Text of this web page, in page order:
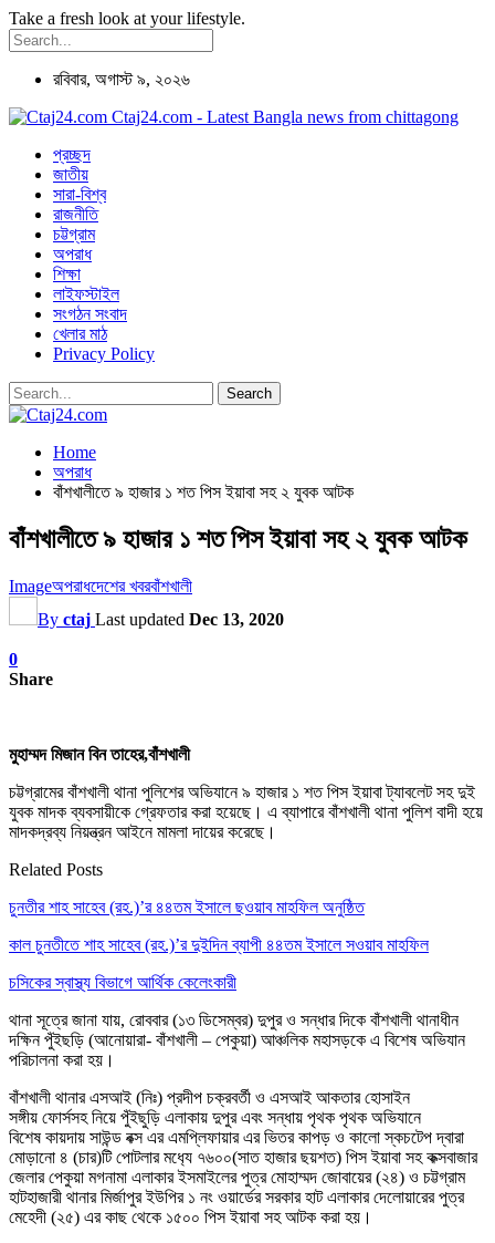
Take a fresh look at your lifestyle.
রবিবার, অগাস্ট ৯, ২০২৬
Ctaj24.com - Latest Bangla news from chittagong
প্রচ্ছদ
জাতীয়
সারা-বিশ্ব
রাজনীতি
চট্টগ্রাম
অপরাধ
শিক্ষা
লাইফস্টাইল
সংগঠন সংবাদ
খেলার মাঠ
Privacy Policy
Home
অপরাধ
বাঁশখালীতে ৯ হাজার ১ শত পিস ইয়াবা সহ ২ যুবক আটক
বাঁশখালীতে ৯ হাজার ১ শত পিস ইয়াবা সহ ২ যুবক আটক
Imageঅপরাধদেশের খবরবাঁশখালী
By ctaj Last updated Dec 13, 2020
0
Share
মুহাম্মদ মিজান বিন তাহের,বাঁশখালী
চট্টগ্রামের বাঁশখালী থানা পুলিশের অভিযানে ৯ হাজার ১ শত পিস ইয়াবা ট্যাবলেট সহ দুই
যুবক মাদক ব্যবসায়ীকে গ্রেফতার করা হয়েছে। এ ব্যাপারে বাঁশখালী থানা পুলিশ বাদী হয়ে
মাদকদ্রব্য নিয়ন্ত্রন আইনে মামলা দায়ের করেছে।
Related Posts
চুনতীর শাহ সাহেব (রহ.)’র ৪৪তম ইসালে ছওয়াব মাহফিল অনুষ্ঠিত
কাল চুনতীতে শাহ সাহেব (রহ.)’র দুইদিন ব্যাপী ৪৪তম ইসালে সওয়াব মাহফিল
চসিকের স্বাস্থ্য বিভাগে আর্থিক কেলেংকারী
থানা সূত্রে জানা যায়, রোববার (১৩ ডিসেম্বর) দুপুর ও সন্ধার দিকে বাঁশখালী থানাধীন
দক্ষিন পুঁইছড়ি (আনোয়ারা- বাঁশখালী – পেকুয়া) আঞ্চলিক মহাসড়কে এ বিশেষ অভিযান
পরিচালনা করা হয়।
বাঁশখালী থানার এসআই (নিঃ) প্রদীপ চক্রবর্তী ও এসআই আকতার হোসাইন
সঙ্গীয় ফোর্সসহ নিয়ে পুঁইছুড়ি এলাকায় দুপুর এবং সন্ধায় পৃথক পৃথক অভিযানে
বিশেষ কায়দায় সাউন্ড বক্স এর এমপ্লিফায়ার এর ভিতর কাপড় ও কালো স্কচটেপ দ্বারা
মোড়ানো ৪ (চার)টি পোটলার মধ‍্যে ৭৬০০(সাত হাজার ছয়শত) পিস ইয়াবা সহ কক্সবাজার
জেলার পেকুয়া মগনামা এলাকার ইসমাইলের পুত্র মোহাম্মদ জোবায়ের (২৪) ও চট্টগ্রাম
হাটহাজারী থানার মির্জাপুর ইউপির ১ নং ওয়ার্ডের সরকার হাট এলাকার দেলোয়ারের পুত্র
মেহেদী (২৫) এর কাছ থেকে ১৫০০ পিস ইয়াবা সহ আটক করা হয়।